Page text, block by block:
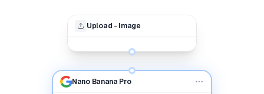
Upload - Image
Nano Banana Pro